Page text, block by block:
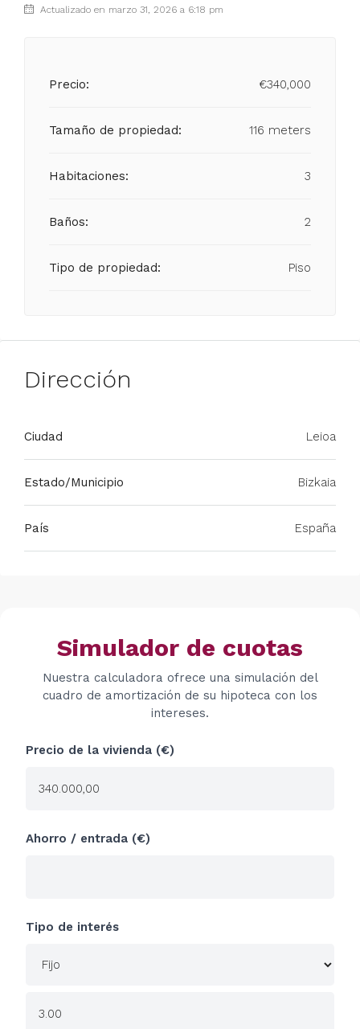
Actualizado en marzo 31, 2026 a 6:18 pm
Precio: €340,000
Tamaño de propiedad: 116 meters
Habitaciones: 3
Baños: 2
Tipo de propiedad: Piso
Dirección
Ciudad Leioa
Estado/Municipio Bizkaia
País España
Simulador de cuotas
Nuestra calculadora ofrece una simulación del
cuadro de amortización de su hipoteca con los
intereses.
Precio de la vivienda (€)
Ahorro / entrada (€)
Tipo de interés